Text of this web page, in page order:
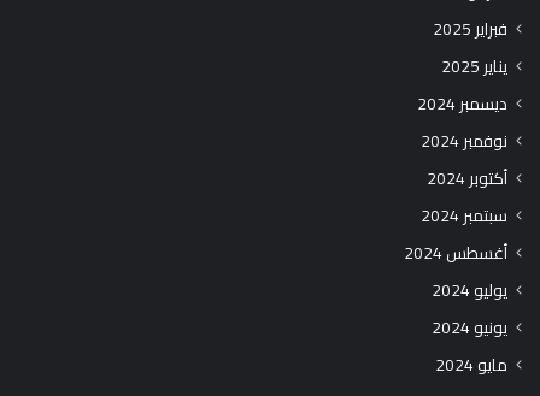
فبراير 2025
يناير 2025
ديسمبر 2024
نوفمبر 2024
أكتوبر 2024
سبتمبر 2024
أغسطس 2024
يوليو 2024
يونيو 2024
مايو 2024